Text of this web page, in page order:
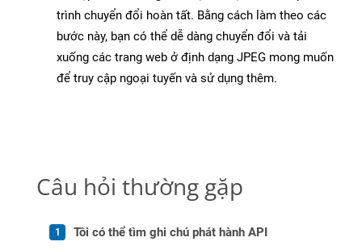
trình chuyển đổi hoàn tất. Bằng cách làm theo các
bước này, bạn có thể dễ dàng chuyển đổi và tải
xuống các trang web ở định dạng JPEG mong muốn
để truy cập ngoại tuyến và sử dụng thêm.
Câu hỏi thường gặp
Tôi có thể tìm ghi chú phát hành API